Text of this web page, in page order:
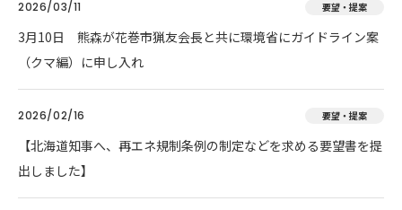
2026/03/11 要望・提案
3月10日 熊森が花巻市猟友会長と共に環境省にガイドライン案
（クマ編）に申し入れ
2026/02/16 要望・提案
【北海道知事へ、再エネ規制条例の制定などを求める要望書を提
出しました】